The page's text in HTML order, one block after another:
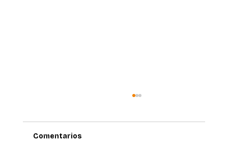
Comentarios